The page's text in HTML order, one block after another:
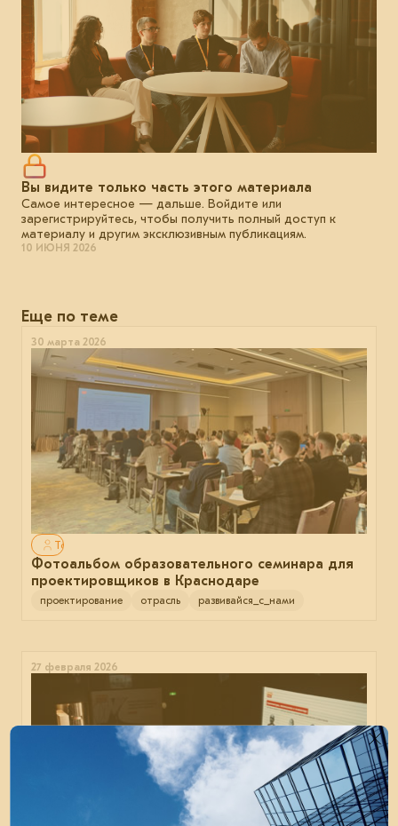
Вы видите только часть этого материала
Самое интересное — дальше. Войдите или
зарегистрируйтесь, чтобы получить полный доступ к
материалу и другим эксклюзивным публикациям.
10 ИЮНЯ 2026
Еще по теме
30 марта 2026
Только для авторизованных
Фотоальбом образовательного семинара для
проектировщиков в Краснодаре
проектирование отрасль развивайся_с_нами
27 февраля 2026